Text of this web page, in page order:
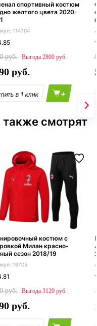
спортивный костюм
желтого цвета 2020-
114704
2800
+
также смотрят
костюм с
Милан красно-
сезон 2018/19
19705
3120